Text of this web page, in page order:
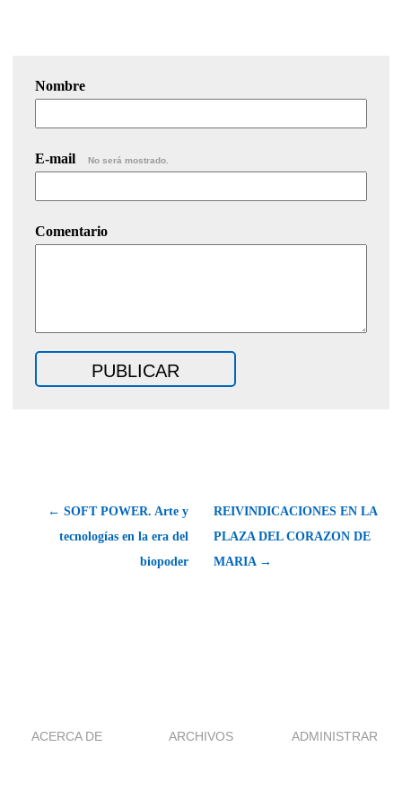
Nombre
E-mail No será mostrado.
Comentario
← SOFT POWER. Arte y
tecnologías en la era del
biopoder
REIVINDICACIONES EN LA
PLAZA DEL CORAZON DE
MARIA →
ACERCA DE ARCHIVOS ADMINISTRAR